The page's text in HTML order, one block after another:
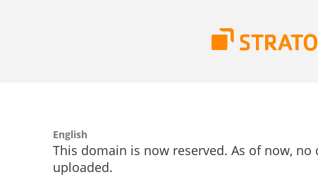
English
This domain is now reserved. As of now, no
uploaded.